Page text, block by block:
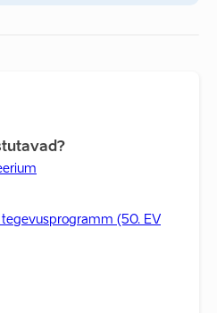
tegevusprogramm (50. EV